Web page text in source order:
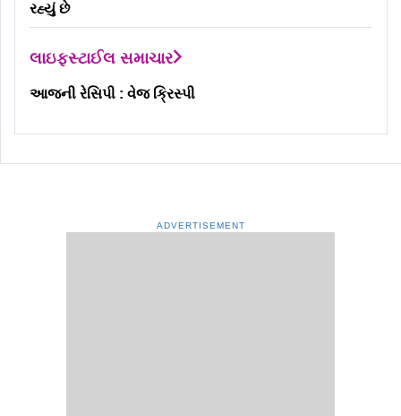
રહ્યું છે
લાઇફસ્ટાઈલ સમાચાર
આજની રેસિપી : વેજ ક્રિસ્પી
ADVERTISEMENT